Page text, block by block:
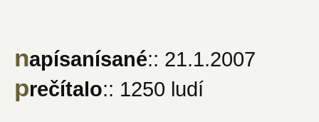
napísanísané:: 21.1.2007
prečítalo:: 1250 ludí